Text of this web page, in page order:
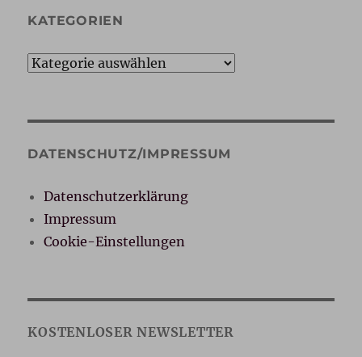
KATEGORIEN
Kategorien
DATENSCHUTZ/IMPRESSUM
Datenschutzerklärung
Impressum
Cookie-Einstellungen